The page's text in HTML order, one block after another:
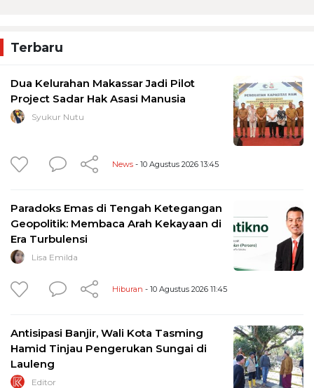
Terbaru
Dua Kelurahan Makassar Jadi Pilot
Project Sadar Hak Asasi Manusia
Syukur Nutu
News - 10 Agustus 2026 13:45
Paradoks Emas di Tengah Ketegangan
Geopolitik: Membaca Arah Kekayaan di
Era Turbulensi
Lisa Emilda
Hiburan - 10 Agustus 2026 11:45
Antisipasi Banjir, Wali Kota Tasming
Hamid Tinjau Pengerukan Sungai di
Lauleng
Editor